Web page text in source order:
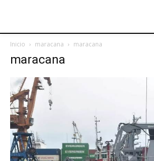
Inicio maracana maracana
maracana